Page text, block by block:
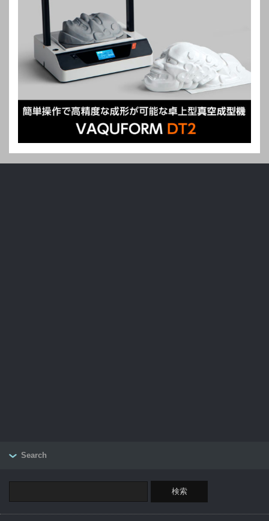
Search